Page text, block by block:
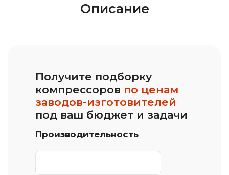
Описание
Получите подборку
компрессоров по ценам
заводов-изготовителей
под ваш бюджет и задачи
Производительность